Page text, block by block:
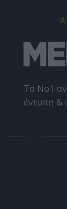
Το Nο1
έντυπη &